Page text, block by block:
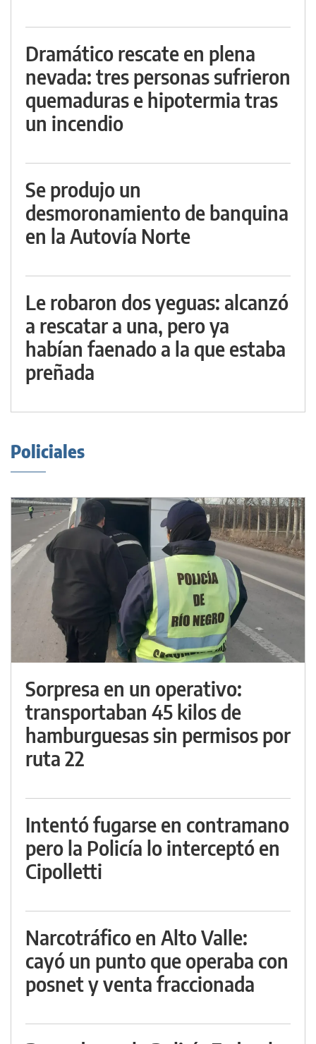
Dramático rescate en plena
nevada: tres personas sufrieron
quemaduras e hipotermia tras
un incendio
Se produjo un
desmoronamiento de banquina
en la Autovía Norte
Le robaron dos yeguas: alcanzó
a rescatar a una, pero ya
habían faenado a la que estaba
preñada
Policiales
Sorpresa en un operativo:
transportaban 45 kilos de
hamburguesas sin permisos por
ruta 22
Intentó fugarse en contramano
pero la Policía lo interceptó en
Cipolletti
Narcotráfico en Alto Valle:
cayó un punto que operaba con
posnet y venta fraccionada